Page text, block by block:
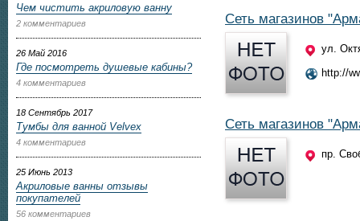
Чем чистить акриловую ванну
2 комментариев
26 Май 2016
Где посмотреть душевые кабины?
4 комментариев
18 Сентябрь 2017
Тумбы для ванной Velvex
4 комментариев
25 Июнь 2013
Акриловые ванны отзывы
покупателей
56 комментариев
Сеть магазинов
ул.
http://
Сеть магазинов
пр.